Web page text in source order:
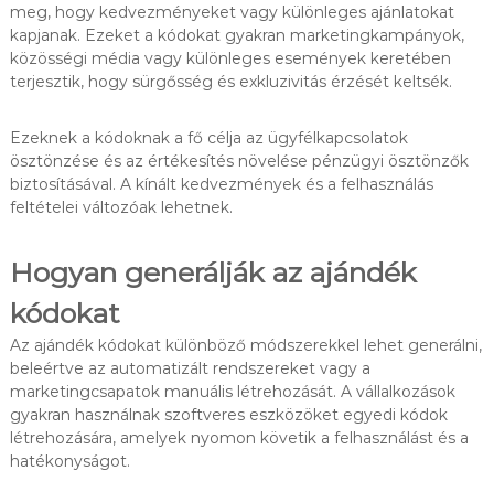
meg, hogy kedvezményeket vagy különleges ajánlatokat
kapjanak. Ezeket a kódokat gyakran marketingkampányok,
közösségi média vagy különleges események keretében
terjesztik, hogy sürgősség és exkluzivitás érzését keltsék.
Ezeknek a kódoknak a fő célja az ügyfélkapcsolatok
ösztönzése és az értékesítés növelése pénzügyi ösztönzők
biztosításával. A kínált kedvezmények és a felhasználás
feltételei változóak lehetnek.
Hogyan generálják az ajándék
kódokat
Az ajándék kódokat különböző módszerekkel lehet generálni,
beleértve az automatizált rendszereket vagy a
marketingcsapatok manuális létrehozását. A vállalkozások
gyakran használnak szoftveres eszközöket egyedi kódok
létrehozására, amelyek nyomon követik a felhasználást és a
hatékonyságot.